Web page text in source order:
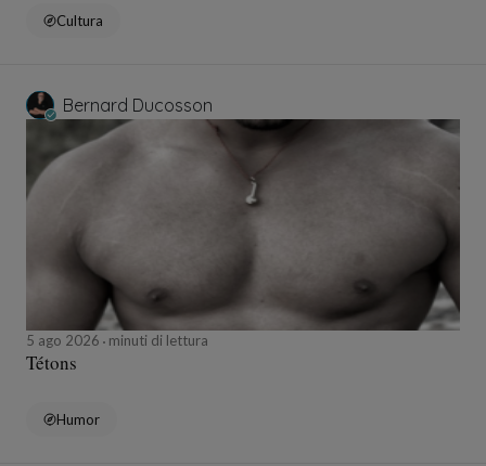
Cultura
Bernard Ducosson
5 ago 2026 minuti di lettura
Tétons
Humor